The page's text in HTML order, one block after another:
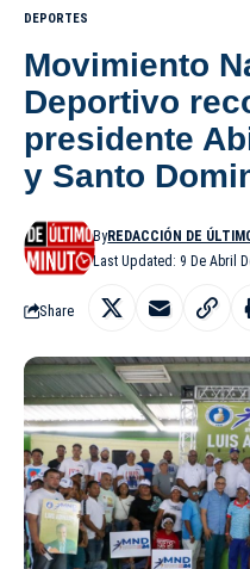
DEPORTES
Movimiento
Deportivo
presidente
y Santo
Last Updated: 9 De Abril
ByREDACCIÓN DE
Share